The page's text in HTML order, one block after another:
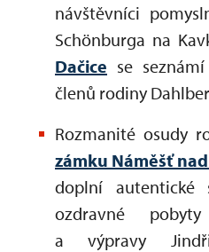
návštěvníci
Schönburga na
Dačice se
členů rodiny
Rozmanité osudy
zámku Náměšť
doplní autentické
ozdravné
a výpravy